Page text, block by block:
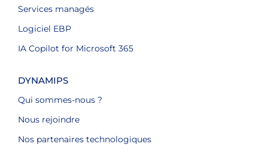
Services managés
Logiciel EBP
IA Copilot for Microsoft 365
DYNAMIPS
Qui sommes-nous ?
Nous rejoindre
Nos partenaires technologiques